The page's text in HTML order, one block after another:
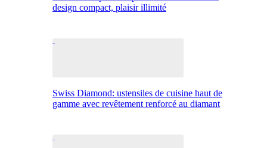
design compact, plaisir illimité
Swiss Diamond: ustensiles de cuisine haut de
gamme avec revêtement renforcé au diamant